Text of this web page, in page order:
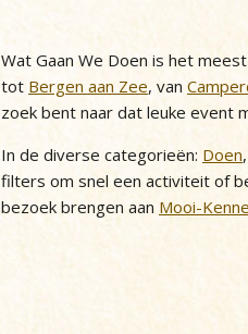
Wat Gaan We Doen is het
tot Bergen aan Zee, van
zoek bent naar dat leuke event
In de diverse categorieën: Doen,
filters om snel een activiteit of
bezoek brengen aan Mooi-